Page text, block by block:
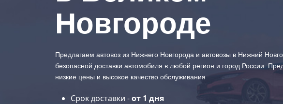
Новгороде
Предлагаем автовоз из Нижнего Новгорода и автовозы в Нижний
безопасной доставки автомобиля в любой регион и город России.
низкие цены и высокое качество обслуживания
Срок доставки -от 1 дня